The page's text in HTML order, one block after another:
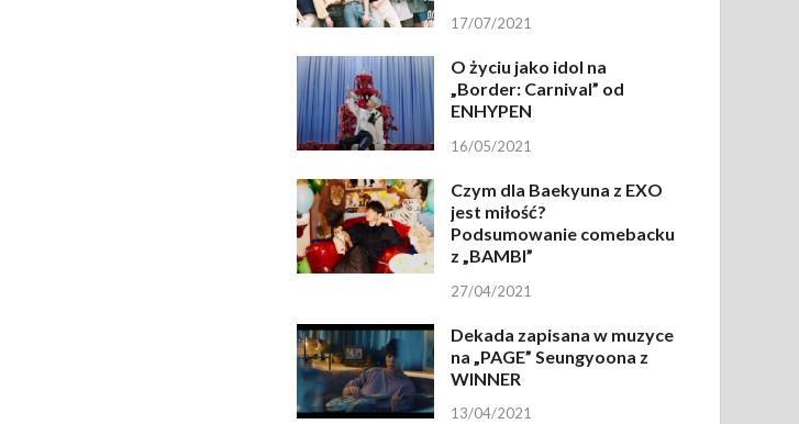
17/07/2021
O życiu jako idol na
„Border: Carnival” od
ENHYPEN
16/05/2021
Czym dla Baekyuna z EXO
jest miłość?
Podsumowanie comebacku
z „BAMBI”
27/04/2021
Dekada zapisana w muzyce
na „PAGE” Seungyoona z
WINNER
13/04/2021